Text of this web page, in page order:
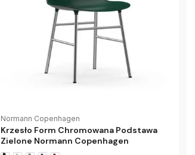
Normann Copenhagen
Krzesło Form Chromowana Podstawa
Zielone Normann Copenhagen